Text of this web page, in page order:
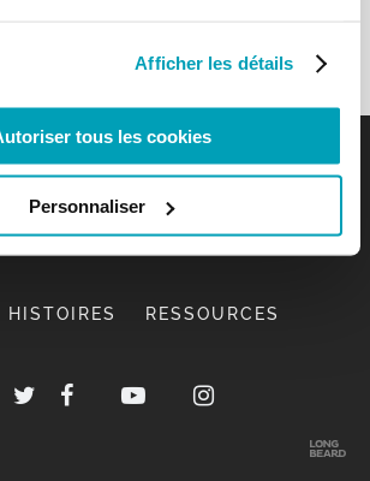
Afficher les détails
tous les cookies
Personnaliser
HISTOIRES RESSOURCES